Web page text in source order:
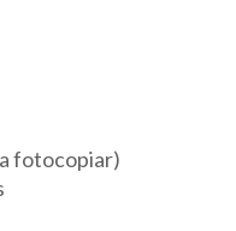
fotocopiar)